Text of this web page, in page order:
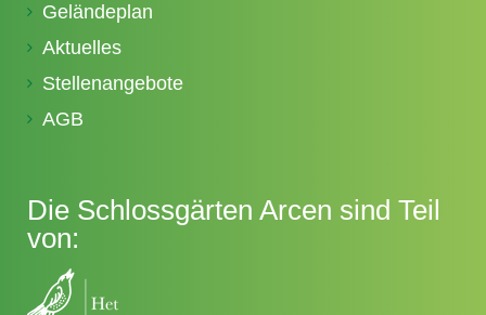
Geländeplan
Aktuelles
Stellenangebote
AGB
Die Schlossgärten Arcen sind Teil
von: